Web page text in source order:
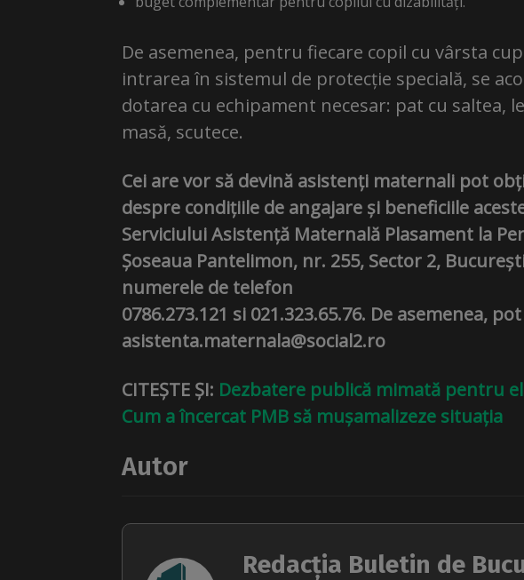
De asemenea, pentru fiecare copil cu vârsta
intrarea în sistemul de protecție specială, se
dotarea cu echipament necesar: pat cu saltea,
masă, scutece.
Cei are vor să devină asistenți maternali pot
despre condițiile de angajare și beneficiile
Serviciului Asistență Maternală Plasament la
Șoseaua Pantelimon, nr. 255, Sector 2,
numerele de telefon
0786.273.121 si 021.323.65.76. De asemenea,
asistenta.maternala@social2.ro
CITEȘTE ȘI: Dezbatere publică mimată pentru
Cum a încercat PMB să mușamalizeze situația
Autor
Redacția Buletin de